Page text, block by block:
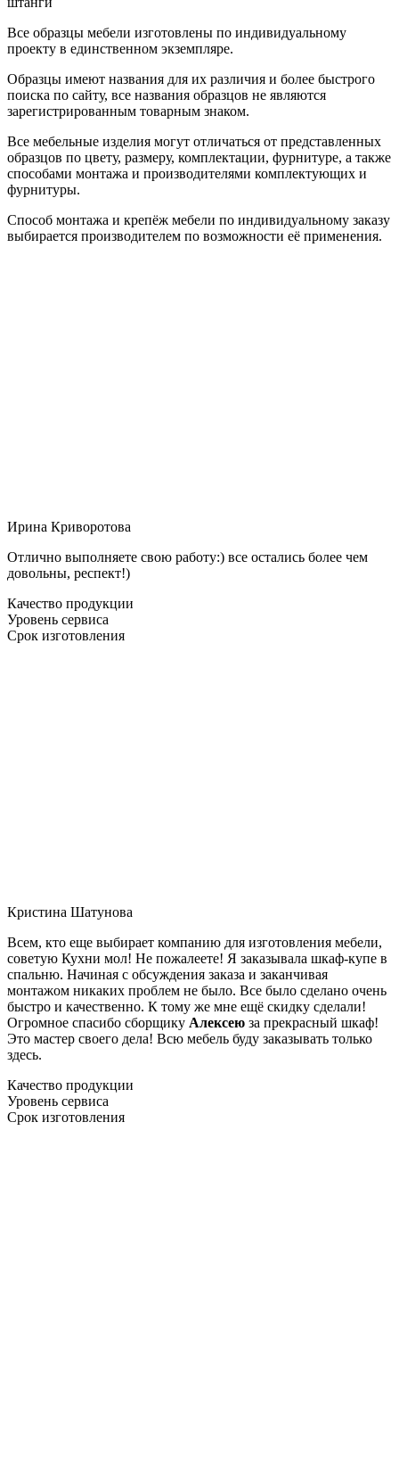
Все образцы мебели изготовлены по индивидуальному
проекту в единственном экземпляре.
Образцы имеют названия для их различия и более быстрого
поиска по сайту, все названия образцов не являются
зарегистрированным товарным знаком.
Все мебельные изделия могут отличаться от представленных
образцов по цвету, размеру, комплектации, фурнитуре, а также
способами монтажа и производителями комплектующих и
фурнитуры.
Способ монтажа и крепёж мебели по индивидуальному заказу
выбирается производителем по возможности её применения.
Ирина Криворотова
Отлично выполняете свою работу:) все остались более чем
довольны, респект!)
Качество продукции
Уровень сервиса
Срок изготовления
Кристина Шатунова
Всем, кто еще выбирает компанию для изготовления мебели,
советую Кухни мол! Не пожалеете! Я заказывала шкаф-купе в
спальню. Начиная с обсуждения заказа и заканчивая
монтажом никаких проблем не было. Все было сделано очень
быстро и качественно. К тому же мне ещё скидку сделали!
Огромное спасибо сборщику Алексею за прекрасный шкаф!
Это мастер своего дела! Всю мебель буду заказывать только
здесь.
Качество продукции
Уровень сервиса
Срок изготовления